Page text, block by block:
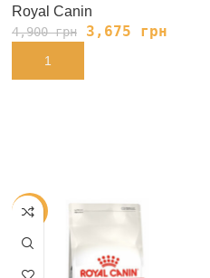
Royal Canin
4,900грн 3,675 грн
В КОРЗИНУ
-25%